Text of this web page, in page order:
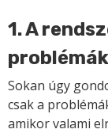
1. A
Sokan úgy
csak a
amikor valami